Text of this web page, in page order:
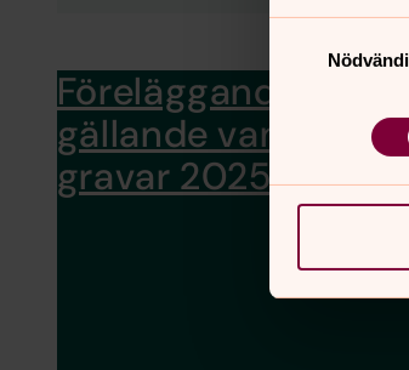
Föreläggande
gällande
gravar 2025